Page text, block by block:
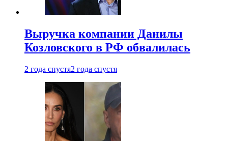
Выручка компании Данилы
Козловского в РФ обвалилась
2 года спустя2 года спустя